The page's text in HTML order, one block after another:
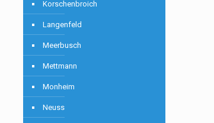
Korschenbroich
Langenfeld
Meerbusch
Mettmann
Monheim
Neuss